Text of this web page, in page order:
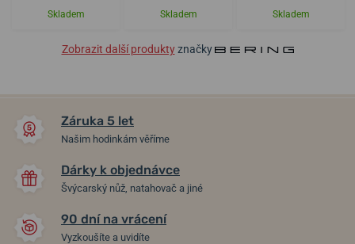
Skladem Skladem Skladem
Zobrazit další produktyznačky
Záruka 5 let
Našim hodinkám věříme
Dárky k objednávce
Švýcarský nůž, natahovač a jiné
90 dní na vrácení
Vyzkoušíte a uvidíte